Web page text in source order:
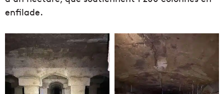
enfilade.